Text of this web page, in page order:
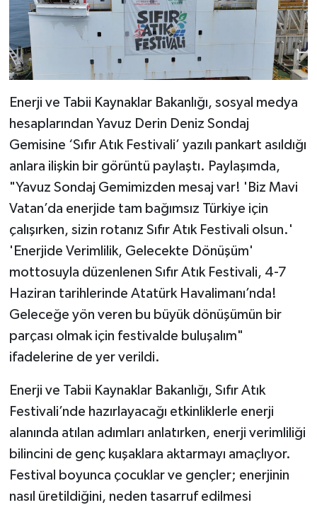
Enerji ve Tabii Kaynaklar Bakanlığı, sosyal medya
hesaplarından Yavuz Derin Deniz Sondaj
Gemisine ‘Sıfır Atık Festivali’ yazılı pankart asıldığı
anlara ilişkin bir görüntü paylaştı. Paylaşımda,
"Yavuz Sondaj Gemimizden mesaj var! 'Biz Mavi
Vatan’da enerjide tam bağımsız Türkiye için
çalışırken, sizin rotanız Sıfır Atık Festivali olsun.'
'Enerjide Verimlilik, Gelecekte Dönüşüm'
mottosuyla düzenlenen Sıfır Atık Festivali, 4-7
Haziran tarihlerinde Atatürk Havalimanı’nda!
Geleceğe yön veren bu büyük dönüşümün bir
parçası olmak için festivalde buluşalım"
ifadelerine de yer verildi.
Enerji ve Tabii Kaynaklar Bakanlığı, Sıfır Atık
Festivali’nde hazırlayacağı etkinliklerle enerji
alanında atılan adımları anlatırken, enerji verimliliği
bilincini de genç kuşaklara aktarmayı amaçlıyor.
Festival boyunca çocuklar ve gençler; enerjinin
nasıl üretildiğini, neden tasarruf edilmesi